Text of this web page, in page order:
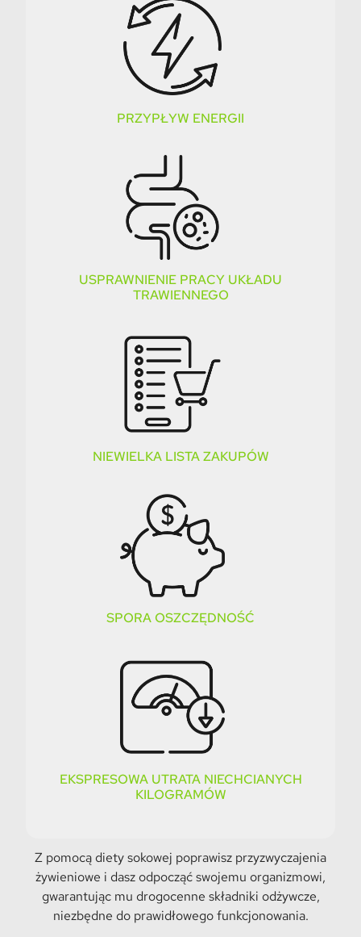
PRZYPŁYW ENERGII
USPRAWNIENIE PRACY UKŁADU
TRAWIENNEGO
NIEWIELKA LISTA ZAKUPÓW
SPORA OSZCZĘDNOŚĆ
EKSPRESOWA UTRATA NIECHCIANYCH
KILOGRAMÓW
Z pomocą diety sokowej poprawisz przyzwyczajenia
żywieniowe i dasz odpocząć swojemu organizmowi,
gwarantując mu drogocenne składniki odżywcze,
niezbędne do prawidłowego funkcjonowania.